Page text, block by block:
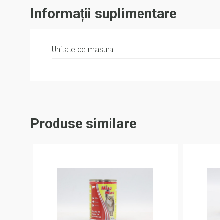
Informații suplimentare
Unitate de masura
Produse similare